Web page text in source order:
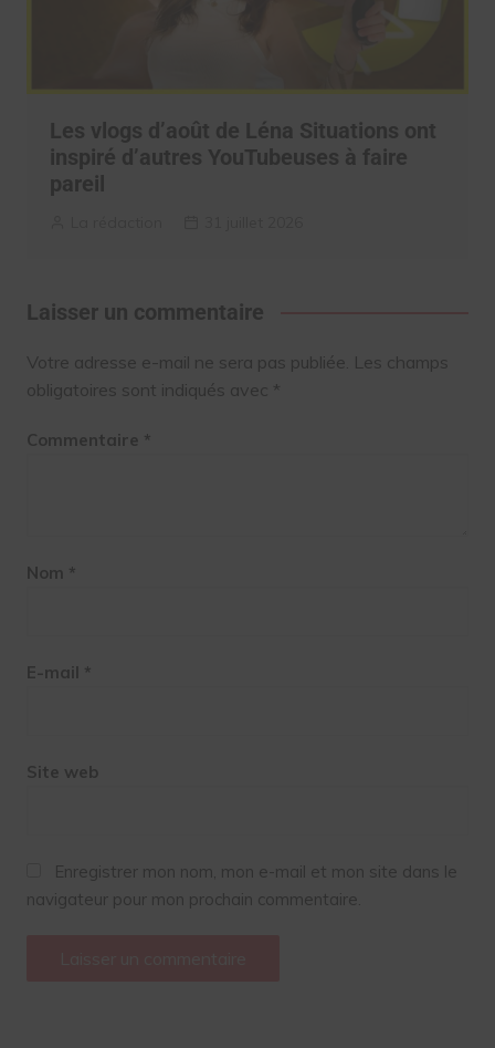
Les vlogs d’août de Léna Situations ont
inspiré d’autres YouTubeuses à faire
pareil
Laisser un commentaire
Votre adresse e-mail ne sera pas publiée. Les champs
obligatoires sont indiqués avec *
Commentaire *
Nom *
E-mail *
Site web
Enregistrer mon nom, mon e-mail et mon site dans le
navigateur pour mon prochain commentaire.